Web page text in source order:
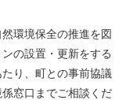
環境保全の推進を図
の設置・更新をする
り、町との事前協議
窓口までご相談くだ